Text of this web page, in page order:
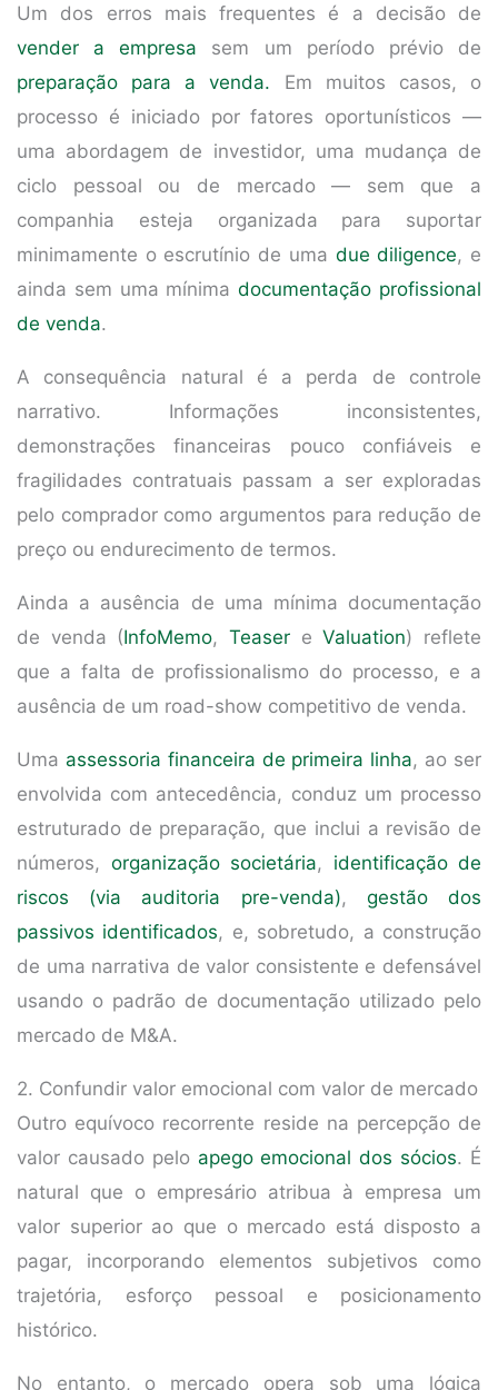
Um dos erros mais frequentes é a decisão de
vender a empresa sem um período prévio de
preparação para a venda. Em muitos casos, o
processo é iniciado por fatores oportunísticos —
uma abordagem de investidor, uma mudança de
ciclo pessoal ou de mercado — sem que a
companhia esteja organizada para suportar
minimamente o escrutínio de uma due diligence, e
ainda sem uma mínimadocumentação profissional
de venda.
A consequência natural é a perda de controle
narrativo. Informações inconsistentes,
demonstrações financeiras pouco confiáveis e
fragilidades contratuais passam a ser exploradas
pelo comprador como argumentos para redução de
preço ou endurecimento de termos.
Ainda a ausência de uma mínima documentação
de venda (InfoMemo,Teaser eValuation) reflete
que a falta de profissionalismo do processo, e a
ausência de um road-show competitivo de venda.
Uma assessoria financeira de primeira linha, ao ser
envolvida com antecedência, conduz um processo
estruturado de preparação, que inclui a revisão de
números, organização societária, identificação de
riscos (via auditoria pre-venda), gestão dos
passivos identificados, e, sobretudo, a construção
de uma narrativa de valor consistente e defensável
usando o padrão de documentação utilizado pelo
mercado de M&A.
2. Confundir valor emocional com valor de mercado
Outro equívoco recorrente reside na percepção de
valor causado pelo apego emocional dos sócios. É
natural que o empresário atribua à empresa um
valor superior ao que o mercado está disposto a
pagar, incorporando elementos subjetivos como
trajetória, esforço pessoal e posicionamento
histórico.
No entanto, o mercado opera sob uma lógica